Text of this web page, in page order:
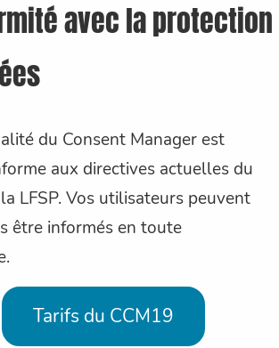
avec la protection
du Consent Manager est
aux directives actuelles du
LFSP. Vos utilisateurs peuvent
être informés en toute
Tarifs du CCM19